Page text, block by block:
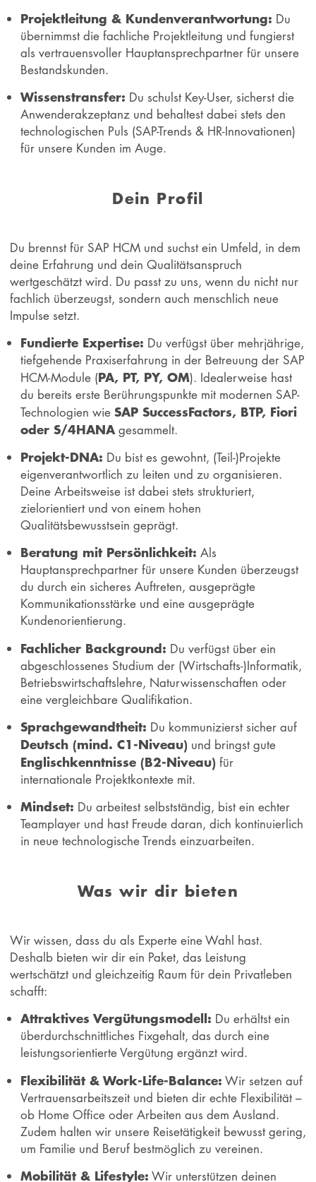
Projektleitung & Kundenverantwortung: Du
übernimmst die fachliche Projektleitung und fungierst
als vertrauensvoller Hauptansprechpartner für unsere
Bestandskunden.
Wissenstransfer: Du schulst Key-User, sicherst die
Anwenderakzeptanz und behaltest dabei stets den
technologischen Puls (SAP-Trends & HR-Innovationen)
für unsere Kunden im Auge.
Dein Profil
Du brennst für SAP HCM und suchst ein Umfeld, in dem
deine Erfahrung und dein Qualitätsanspruch
wertgeschätzt wird. Du passt zu uns, wenn du nicht nur
fachlich überzeugst, sondern auch menschlich neue
Impulse setzt.
Fundierte Expertise: Du verfügst über mehrjährige,
tiefgehende Praxiserfahrung in der Betreuung der SAP
HCM-Module (PA, PT, PY, OM). Idealerweise hast
du bereits erste Berührungspunkte mit modernen SAP-
Technologien wie SAP SuccessFactors, BTP, Fiori
oder S/4HANAgesammelt.
Projekt-DNA: Du bist es gewohnt, (Teil-)Projekte
eigenverantwortlich zu leiten und zu organisieren.
Deine Arbeitsweise ist dabei stets strukturiert,
zielorientiert und von einem hohen
Qualitätsbewusstsein geprägt.
Beratung mit Persönlichkeit: Als
Hauptansprechpartner für unsere Kunden überzeugst
du durch ein sicheres Auftreten, ausgeprägte
Kommunikationsstärke und eine ausgeprägte
Kundenorientierung.
Fachlicher Background: Du verfügst über ein
abgeschlossenes Studium der (Wirtschafts-)Informatik,
Betriebswirtschaftslehre, Naturwissenschaften oder
eine vergleichbare Qualifikation.
Sprachgewandtheit: Du kommunizierst sicher auf
Deutsch (mind. C1-Niveau)und bringst gute
Englischkenntnisse (B2-Niveau)für
internationale Projektkontexte mit.
Mindset: Du arbeitest selbstständig, bist ein echter
Teamplayer und hast Freude daran, dich kontinuierlich
in neue technologische Trends einzuarbeiten.
Was wir dir bieten
Wir wissen, dass du als Experte eine Wahl hast.
Deshalb bieten wir dir ein Paket, das Leistung
wertschätzt und gleichzeitig Raum für dein Privatleben
schafft:
Attraktives Vergütungsmodell: Du erhältst ein
überdurchschnittliches Fixgehalt, das durch eine
leistungsorientierte Vergütung ergänzt wird.
Flexibilität & Work-Life-Balance: Wir setzen auf
Vertrauensarbeitszeit und bieten dir echte Flexibilität –
ob Home Office oder Arbeiten aus dem Ausland.
Zudem halten wir unsere Reisetätigkeit bewusst gering,
um Familie und Beruf bestmöglich zu vereinen.
Mobilität & Lifestyle: Wir unterstützen deinen